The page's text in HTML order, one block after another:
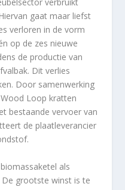
verbruikt
gaat maar liefst
verloren in de vorm
op de zes nieuwe
de productie van
Dit verlies
Door samenwerking
Loop kratten
bestaande vervoer van
de plaatleverancier
als
grootste winst is te